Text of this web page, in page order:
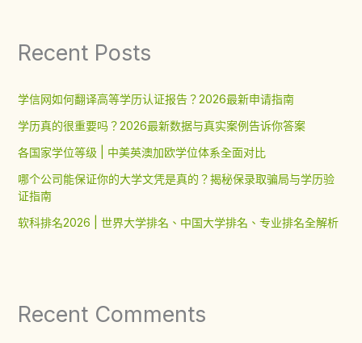
Recent Posts
学信网如何翻译高等学历认证报告？2026最新申请指南
学历真的很重要吗？2026最新数据与真实案例告诉你答案
各国家学位等级 | 中美英澳加欧学位体系全面对比
哪个公司能保证你的大学文凭是真的？揭秘保录取骗局与学历验
证指南
软科排名2026 | 世界大学排名、中国大学排名、专业排名全解析
Recent Comments